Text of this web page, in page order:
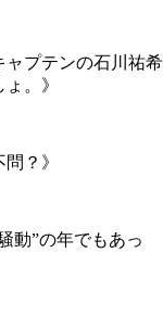
ャプテンの石川祐希
。》
？》
動”の年でもあっ